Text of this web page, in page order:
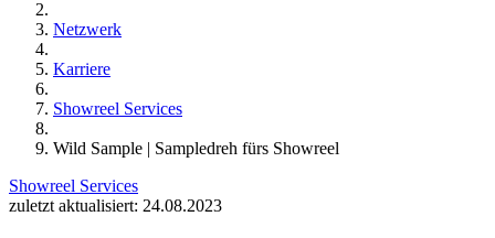
Netzwerk
Karriere
Showreel Services
Wild Sample | Sampledreh fürs Showreel
Showreel Services
zuletzt aktualisiert: 24.08.2023